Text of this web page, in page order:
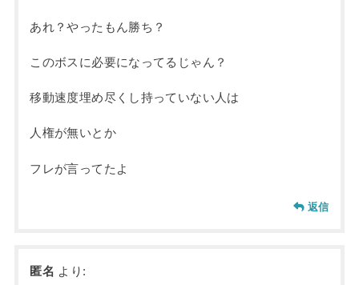
あれ？やったもん勝ち？
このボスに必要になってるじゃん？
移動速度埋め尽くし持っていない人は
人権が無いとか
フレが言ってたよ
返信
匿名 より: